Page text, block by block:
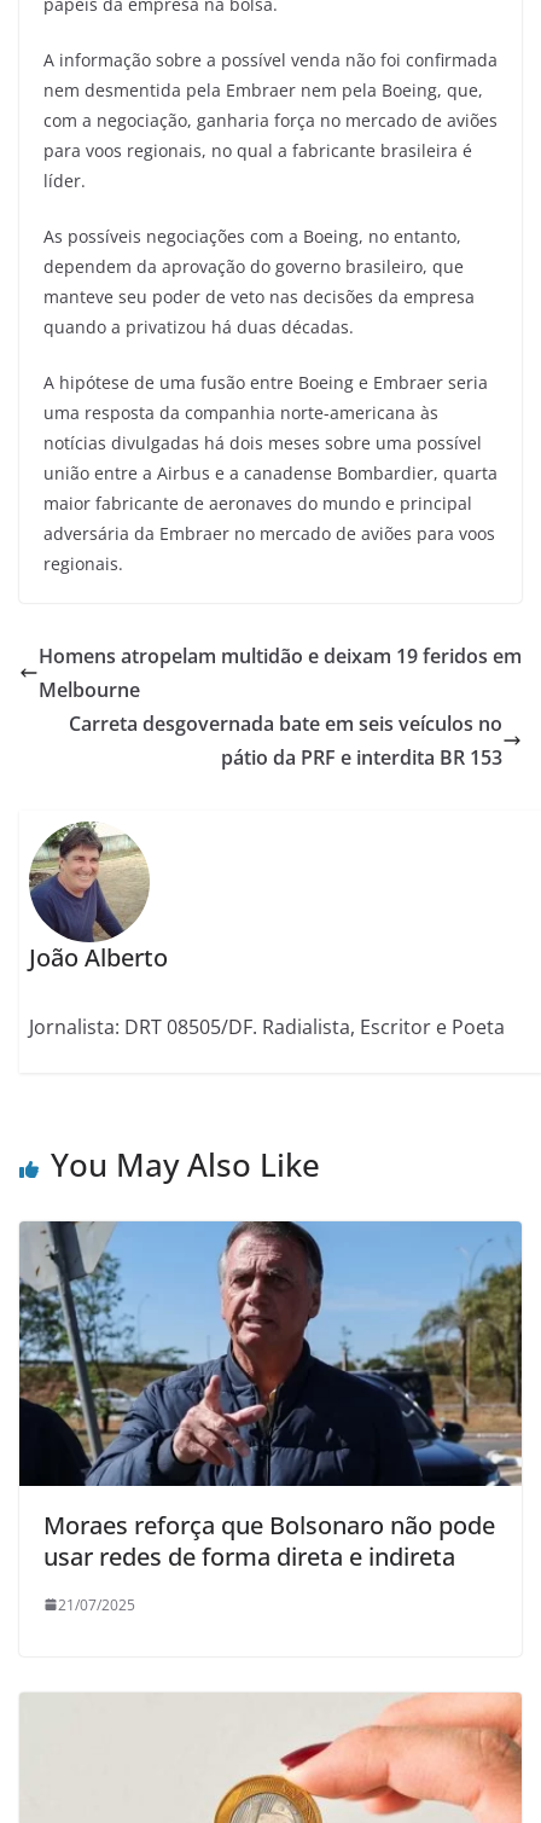
A informação sobre a possível venda não foi confirmada
nem desmentida pela Embraer nem pela Boeing, que,
com a negociação, ganharia força no mercado de aviões
para voos regionais, no qual a fabricante brasileira é
líder.
As possíveis negociações com a Boeing, no entanto,
dependem da aprovação do governo brasileiro, que
manteve seu poder de veto nas decisões da empresa
quando a privatizou há duas décadas.
A hipótese de uma fusão entre Boeing e Embraer seria
uma resposta da companhia norte-americana às
notícias divulgadas há dois meses sobre uma possível
união entre a Airbus e a canadense Bombardier, quarta
maior fabricante de aeronaves do mundo e principal
adversária da Embraer no mercado de aviões para voos
regionais.
Homens atropelam multidão e deixam 19 feridos em
Melbourne
Carreta desgovernada bate em seis veículos no
pátio da PRF e interdita BR 153
João Alberto
Jornalista: DRT 08505/DF. Radialista, Escritor e Poeta
You May Also Like
Moraes reforça que Bolsonaro não pode
usar redes de forma direta e indireta
21/07/2025